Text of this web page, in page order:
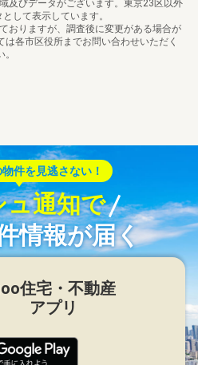
及びデータがございます。東京23区以外
して表示しています。
おりますが、調査後に変更がある場合が
各市区役所までお問い合わせいただく
件を見逃さない！
ュ通知で
情報が届く
住宅・不動産
アプリ